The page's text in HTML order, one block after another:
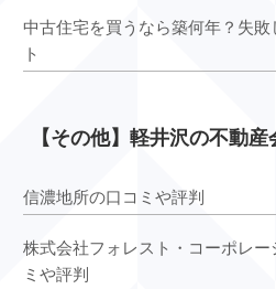
中古住宅を買うなら築何年？失
ト
【その他】軽井沢の不動
信濃地所の口コミや評判
株式会社フォレスト・コーポレ
ミや評判